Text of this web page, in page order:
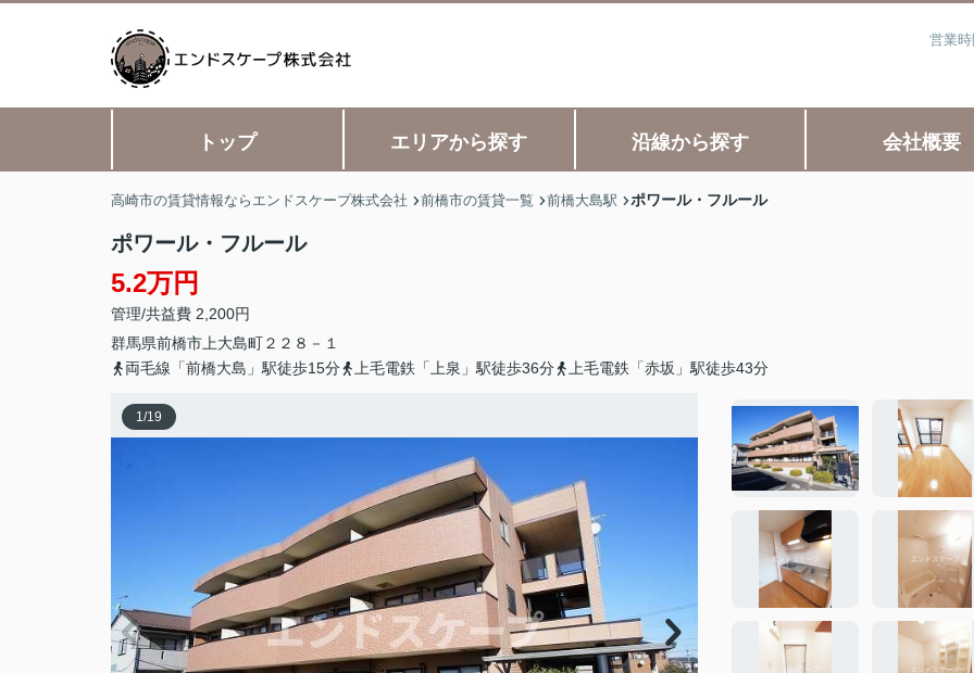
営業
トップ エリアから探す 沿線から探す 会社概要
高崎市の賃貸情報ならエンドスケープ株式会社 前橋市の賃貸一覧 前橋大島駅 ポワール・フルール
ポワール・フルール
5.2万円
管理/共益費 2,200円
群馬県前橋市 上大島町２２８－１
両毛線「前橋大島」駅徒歩15分
上毛電鉄「上泉」駅徒歩36分 上毛電鉄「赤坂」駅徒歩43分
1/19